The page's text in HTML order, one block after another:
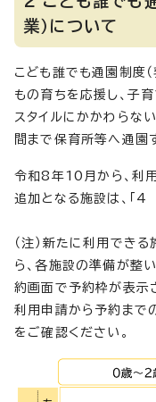
業）について
こども誰でも通園制度
もの育ちを応援し、子
スタイルにかかわらな
間まで保育所等へ通園
令和8年10月から、利
追加となる施設は、「4
（注）新たに利用でき
ら、各施設の準備が整
約画面で予約枠が表示
利用申請から予約まで
をご確認ください。